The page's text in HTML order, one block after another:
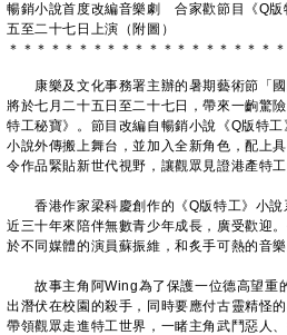
暢銷小說首度改編音樂劇 合家歡節目《Q版
五至二十七日上演（附圖）
＊ ＊ ＊ ＊ ＊ ＊ ＊ ＊ ＊ ＊ ＊ ＊ ＊ ＊ ＊ ＊ ＊ ＊ ＊ ＊
康樂及文化事務署主辦的暑期藝術節「國
將於七月二十五日至二十七日，帶來一齣驚
特工秘寶》。節目改編自暢銷小說《Q版特
小說外傳搬上舞台，並加入全新角色，配上
令作品緊貼新世代視野，讓觀眾見證港產特工
香港作家梁科慶創作的《Q版特工》小說
近三十年來陪伴無數青少年成長，廣受歡迎
於不同媒體的演員蘇振維，和炙手可熱的音樂
故事主角阿Wing為了保護一位德高望重
出潛伏在校園的殺手，同時要應付古靈精怪
帶領觀眾走進特工世界，一睹主角武鬥惡人